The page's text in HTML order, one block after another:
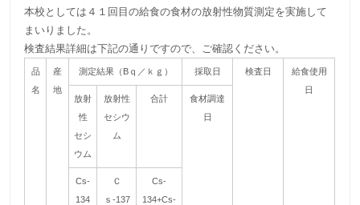
本校としては４１回目の給食の食材の放射性物質測定を実施して
まいりました。
検査結果詳細は下記の通りですので、ご確認ください。
品
名
産
地
測定結果（Bｑ／ｋｇ） 採取日 検査日
給食使用
日
放射
性
セシ
ウム
放射性
セシウ
ム
合計
食材調達
日
Cs-
134
Ｃ
ｓ-137
Cs-
134+Cs-